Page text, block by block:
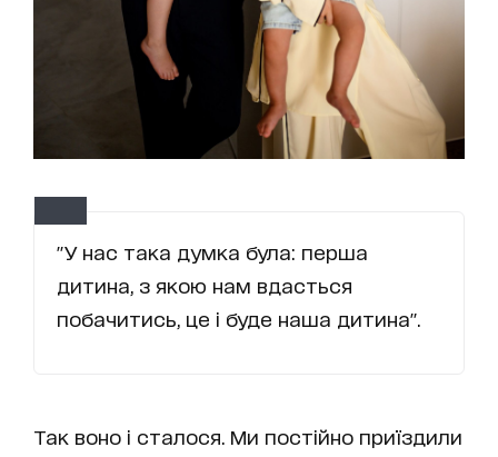
"У нас така думка була: перша
дитина, з якою нам вдасться
побачитись, це і буде наша дитина".
Так воно і сталося. Ми постійно приїздили